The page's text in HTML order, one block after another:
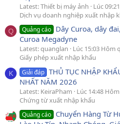
Latest: Thiết bị máy ảnh
Lúc 09:21
Dịch vụ doanh nghiệp xuất nhập
Q Quảng cáo Dây Curoa, dây
Curoa Megadyne
Latest: quanglan
Lúc 15:03 Hôm
Giấy phép xuất nhập khẩu
K Giải đáp THỦ TỤC NHẬP
NHẤT NĂM 2026
Latest: KeiraPham
Lúc 14:48
Chứng từ xuất nhập khẩu
Quảng cáo Chuyển Hàng Từ